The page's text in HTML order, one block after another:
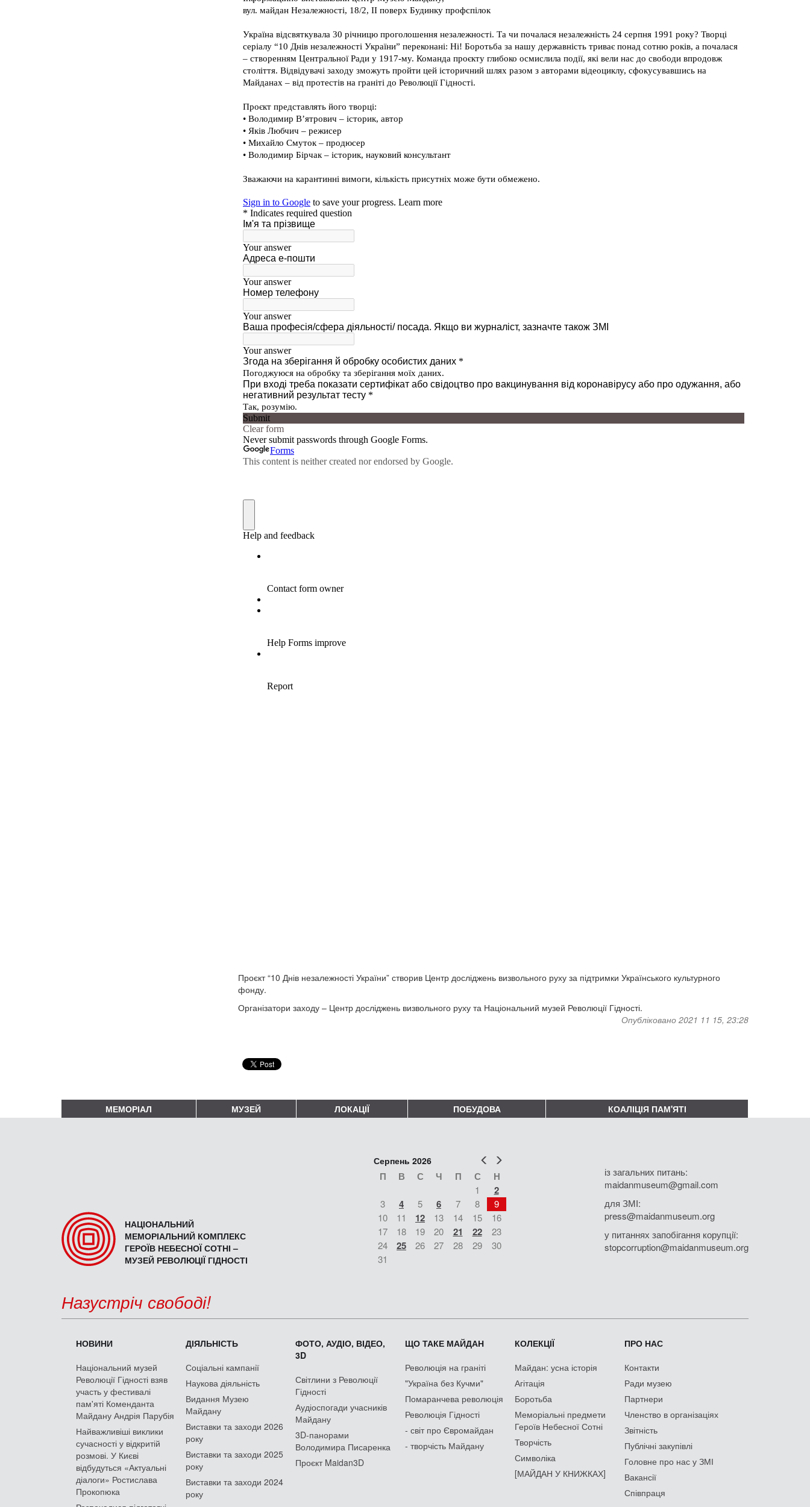
Проєкт “10 Днів незалежності України” створив Центр досліджень визвольного руху за підтримки Українського культурного
фонду.
Організатори заходу – Центр досліджень визвольного руху та Національний музей Революції Гідності.
Опубліковано 2021 11 15, 23:28
МЕМОРІАЛ МУЗЕЙ ЛОКАЦІЇ ПОБУДОВА КОАЛІЦІЯ ПАМ'ЯТІ
НАЦІОНАЛЬНИЙ
МЕМОРІАЛЬНИЙ КОМПЛЕКС
ГЕРОЇВ НЕБЕСНОЇ СОТНІ –
МУЗЕЙ РЕВОЛЮЦІЇ ГІДНОСТІ
Попер
Серпень 2026
П В С Ч П С Н
1 2
3 4 5 6 7 8
9
10
11 12 13 14 15
16
17
18 19 20 21 22
23
24
25 26 27 28 29
30
31
із загальних питань:
maidanmuseum@gmail.com
для ЗМІ:
press@maidanmuseum.org
у питаннях запобігання корупції:
stopcorruption@maidanmuseum.org
Назустріч свободі!
НОВИНИ
Національний музей
Революції Гідності взяв
участь у фестивалі
пам'яті Коменданта
Майдану Андрія Парубія
Найважливіші виклики
сучасності у відкритій
розмові. У Києві
відбудуться «Актуальні
діалоги» Ростислава
Прокопюка
ДІЯЛЬНІСТЬ
Соціальні кампанії
Наукова діяльність
Видання Музею
Майдану
Виставки та заходи 2026
року
Виставки та заходи 2025
року
Виставки та заходи 2024
року
ФОТО, АУДІО, ВІДЕО,
3D
Світлини з Революції
Гідності
Аудіоспогади учасників
Майдану
3D-панорами
Володимира Писаренка
Проєкт Maidan3D
ЩО ТАКЕ МАЙДАН
Революція на граніті
"Україна без Кучми"
Помаранчева революція
Революція Гідності
- світ про Євромайдан
- творчість Майдану
КОЛЕКЦІЇ
Майдан: усна історія
Агітація
Боротьба
Меморіальні предмети
Героїв Небесної Сотні
Творчість
Символіка
[МАЙДАН У КНИЖКАХ]
ПРО НАС
Контакти
Ради музею
Партнери
Членство в організаціях
Звітність
Публічні закупівлі
Головне про нас у ЗМІ
Вакансії
Співпраця